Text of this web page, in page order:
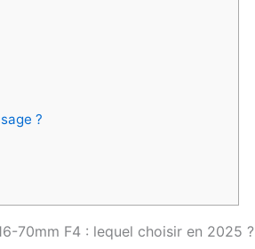
?
70mm F4 : lequel choisir en 2025 ?